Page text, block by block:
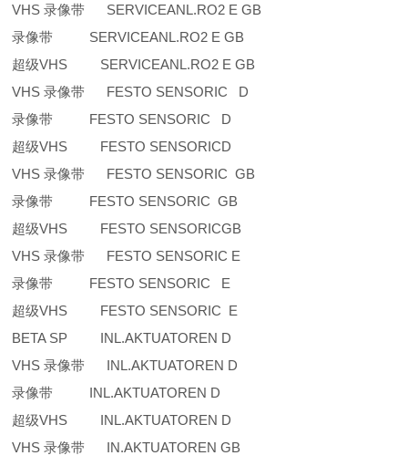
VHS 录像带 SERVICEANL.RO2 E GB
录像带 SERVICEANL.RO2 E GB
超级VHS SERVICEANL.RO2 E GB
VHS 录像带 FESTO SENSORIC D
录像带 FESTO SENSORIC D
超级VHS FESTO SENSORICD
VHS 录像带 FESTO SENSORIC GB
录像带 FESTO SENSORIC GB
超级VHS FESTO SENSORICGB
VHS 录像带 FESTO SENSORIC E
录像带 FESTO SENSORIC E
超级VHS FESTO SENSORIC E
BETA SP INL.AKTUATOREN D
VHS 录像带 INL.AKTUATOREN D
录像带 INL.AKTUATOREN D
超级VHS INL.AKTUATOREN D
VHS 录像带 IN.AKTUATOREN GB